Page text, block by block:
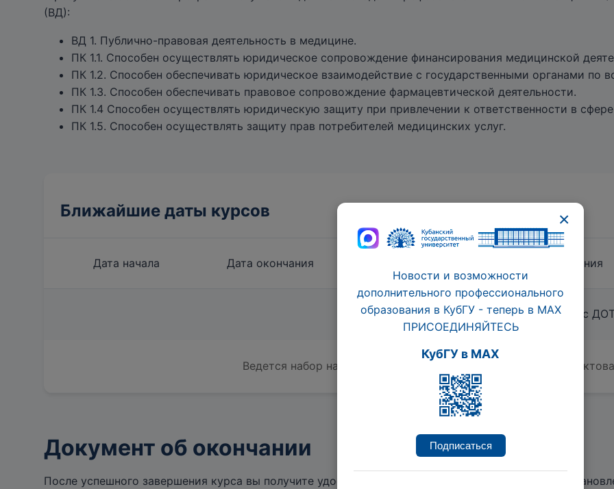
(ВД):
ВД 1. Публично-правовая деятельность в медицине.
ПК 1.1. Способен осуществлять юридическое сопровождение финансирования медицинской
ПК 1.2. Способен обеспечивать юридическое взаимодействие с государственными органами по
ПК 1.3. Способен обеспечивать правовое сопровождение фармацевтической деятельности.
ПК 1.4 Способен осуществлять юридическую защиту при привлечении к ответственности в
ПК 1.5. Способен осуществлять защиту прав потребителей медицинских услуг.
Ближайшие даты курсов
Дата начала Дата окончания Форма обучения
72 час. Очно-заочная с
Ведется набор на обучение. Начало обучения по мере
Документ об окончании
После успешного завершения курса вы получите удостоверение о повышении квалификации
×
Новости и возможности
дополнительного профессионального
образования в КубГУ - теперь в МАХ
ПРИСОЕДИНЯЙТЕСЬ
КубГУ в MAX
Подписаться